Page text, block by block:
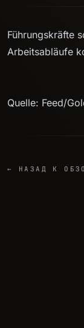
Führungskräfte
Arbeitsabläufe
Quelle: Feed/
← НАЗАД К